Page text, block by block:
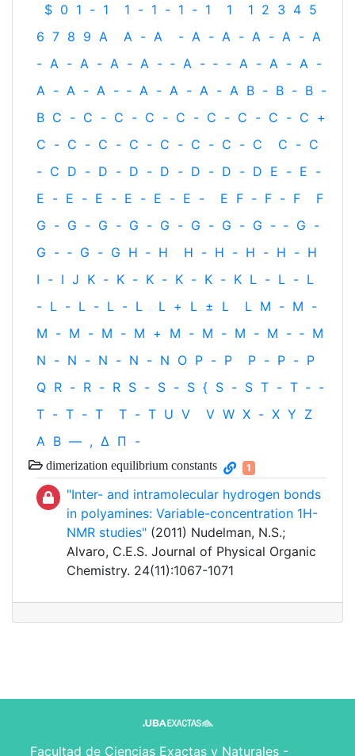
$ 0 1 - 1 1 - 1 - 1 - 1 1 1 2 3 4 5
6 7 8 9 A A - A - A - A - A - A - A
- A - A - A - A - ‐ A - ‐ - A - A - A -
A - A - A - ‐ A - A - A - A B - B - B -
B C - C - C - C - C - C - C - C - C +
C - C - C - C - C - C - C - C C - C
- C D - D - D - D - D - D - D E - E -
E - E - E - E - E - E - E F - F - F
F
G - G - G - G - G - G - G - G - ‐ G -
G - ‐ G - G H ‐ H H - H - H - H - H
I - I J K - K - K - K - K - K L - L - L
- L - L - L - L L + L ± L L M - M -
M - M - M - M + M - M - M - M - ‐ M
N - N - N - N - N O P - P P - P - P
Q R - R - R S - S - S { S - S T - T ‐ -
T - T - T T - T U V V W X - X Y Z
Α Β — , Δ Π -
dimerization equilibrium constants 1
"Inter- and intramolecular hydrogen bonds
in polyamines: Variable-concentration 1H-
NMR studies" (2011) Nudelman, N.S.;
Alvaro, C.E.S. Journal of Physical Organic
Chemistry. 24(11):1067-1071
Facultad de Ciencias Exactas y Naturales -